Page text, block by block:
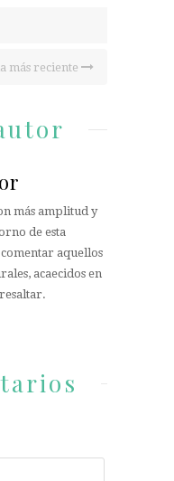
más reciente
más amplitud y
de esta
comentar aquellos
acaecidos en